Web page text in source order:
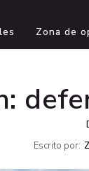
Zona de
Escrito por: